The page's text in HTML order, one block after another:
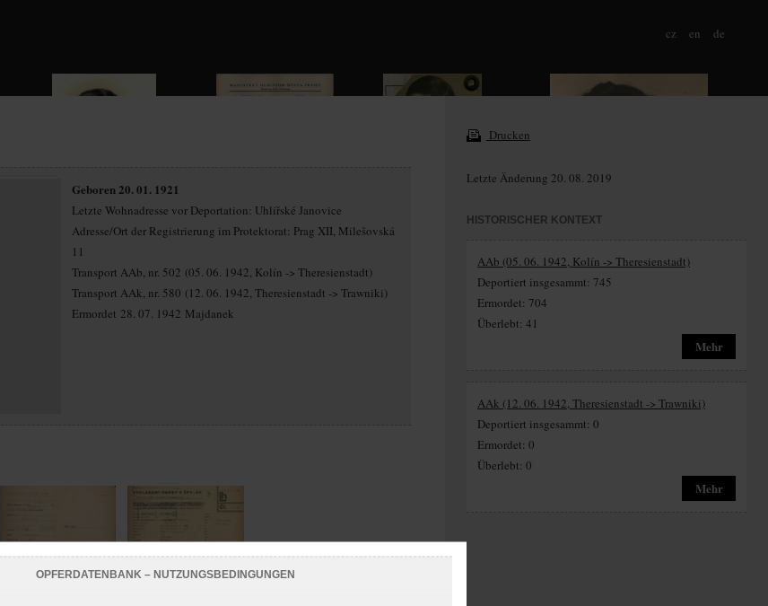
cz en de
Geboren 20. 01. 1921
Letzte Wohnadresse vor Deportation: Uhlířské Janovice
Adresse/Ort der Registrierung im Protektorat: Prag XII, Milešovská
11
Transport AAb, nr. 502 (05. 06. 1942, Kolín -> Theresienstadt)
Transport AAk, nr. 580 (12. 06. 1942, Theresienstadt -> Trawniki)
Ermordet 28. 07. 1942 Majdanek
Drucken
Letzte Änderung 20. 08. 2019
HISTORISCHER KONTEXT
AAb (05. 06. 1942, Kolín -> Theresienstadt)
Deportiert insgesammt: 745
Ermordet: 704
Überlebt: 41
Mehr
AAk (12. 06. 1942, Theresienstadt -> Trawniki)
Deportiert insgesammt: 0
Ermordet: 0
Überlebt: 0
Mehr
OPFERDATENBANK – NUTZUNGSBEDINGUNGEN